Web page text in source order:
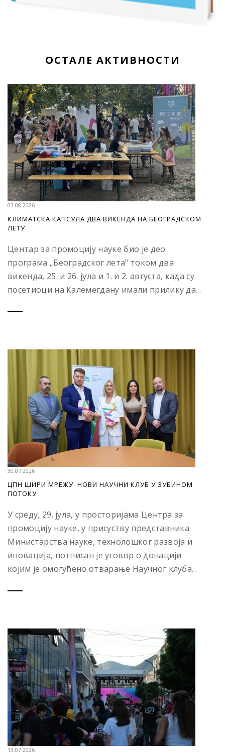
ОСТАЛЕ АКТИВНОСТИ
03.08.2026
КЛИМАТСКА КАПСУЛА ДВА ВИКЕНДА НА БЕОГРАДСКОМ
ЛЕТУ
Центар за промоцију науке био је део
програма „Београдског лета“ током два
викенда, 25. и 26. јула и 1. и 2. августа, када су
посетиоци на Калемегдану имали прилику да...
30.07.2026
ЦПН ШИРИ МРЕЖУ: НОВИ НАУЧНИ КЛУБ У ЗУБИНОМ
ПОТОКУ
У среду, 29. јула, у просторијама Центра за
промоцију науке, у присуству представника
Министарства науке, технолошког развоја и
иновација, потписан је уговор о донацији
којим је омогућено отварање Научног клуба...
13.07.2026